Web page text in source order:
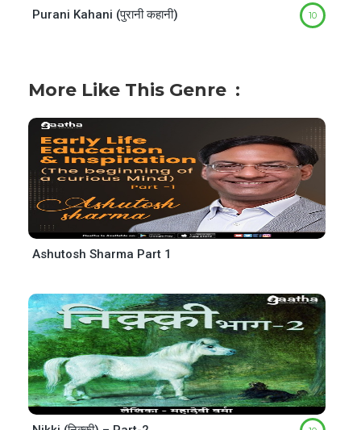
Purani Kahani (पुरानी कहानी) 10
More Like This Genre
Ashutosh Sharma Part 1